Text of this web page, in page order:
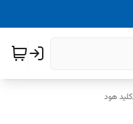
کلید هود